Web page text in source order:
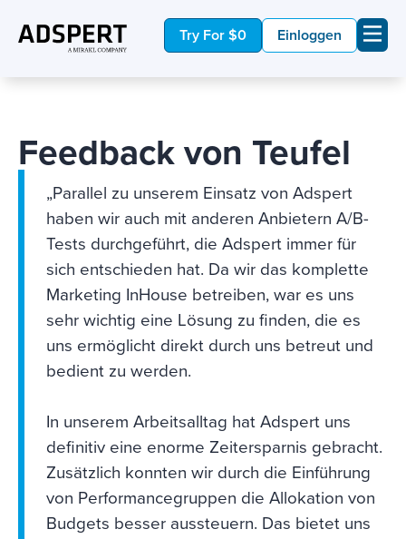
Einloggen
Try For $0
Feedback von Teufel
„Parallel zu unserem Einsatz von Adspert
haben wir auch mit anderen Anbietern A/B-
Tests durchgeführt, die Adspert immer für
sich entschieden hat. Da wir das komplette
Marketing InHouse betreiben, war es uns
sehr wichtig eine Lösung zu finden, die es
uns ermöglicht direkt durch uns betreut und
bedient zu werden.
In unserem Arbeitsalltag hat Adspert uns
definitiv eine enorme Zeitersparnis gebracht.
Zusätzlich konnten wir durch die Einführung
von Performancegruppen die Allokation von
Budgets besser aussteuern. Das bietet uns